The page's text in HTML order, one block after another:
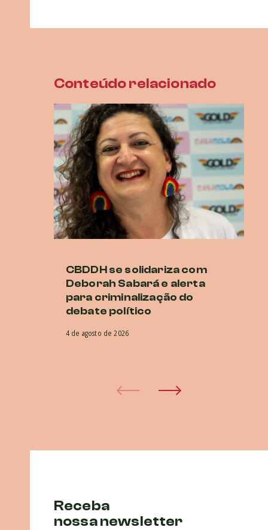
Conteúdo relacionado
CBDDH se solidariza com
Deborah Sabará e alerta
para criminalização do
debate político
4 de agosto de 2026
Receba
nossa newsletter